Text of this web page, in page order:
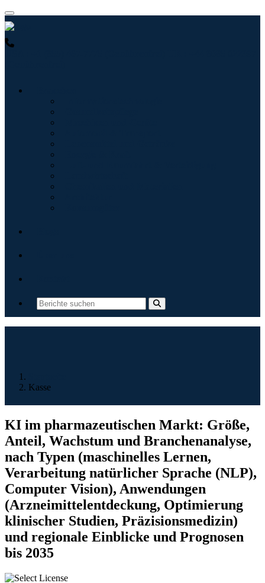
Kasse
KI im pharmazeutischen Markt: Größe,
Anteil, Wachstum und Branchenanalyse,
nach Typen (maschinelles Lernen,
Verarbeitung natürlicher Sprache (NLP),
Computer Vision), Anwendungen
(Arzneimittelentdeckung, Optimierung
klinischer Studien, Präzisionsmedizin)
und regionale Einblicke und Prognosen
bis 2035